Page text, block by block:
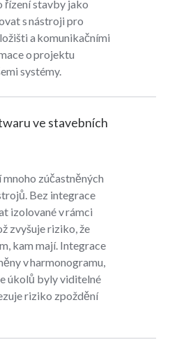
stavby jako
s nástroji pro
a komunikačními
o projektu
systémy.
ve stavebních
zúčastněných
Bez integrace
izolované v rámci
zvyšuje riziko, že
kam mají. Integrace
v harmonogramu,
úkolů byly viditelné
riziko zpoždění